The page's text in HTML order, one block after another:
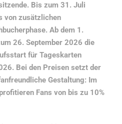
Bis zum 31. Juli
von zusätzlichen
Ab dem 1.
26. September 2026 die
für Tageskarten
Bei den Preisen setzt der
Gestaltung: Im
Fans von bis zu 10%